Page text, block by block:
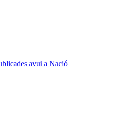
avui a Nació